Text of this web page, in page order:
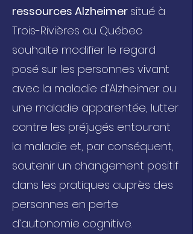
ressources Alzheimer situé à
Trois-Rivières au Québec
souhaite modifier le regard
posé sur les personnes vivant
avec la maladie d’Alzheimer ou
une maladie apparentée, lutter
contre les préjugés entourant
la maladie et, par conséquent,
soutenir un changement positif
dans les pratiques auprès des
personnes en perte
d’autonomie cognitive.